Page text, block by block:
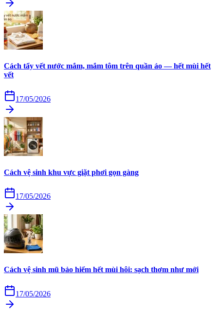
Cách tẩy vết nước mắm, mắm tôm trên quần áo — hết mùi hết
vết
17/05/2026
Cách vệ sinh khu vực giặt phơi gọn gàng
17/05/2026
Cách vệ sinh mũ bảo hiểm hết mùi hôi: sạch thơm như mới
17/05/2026